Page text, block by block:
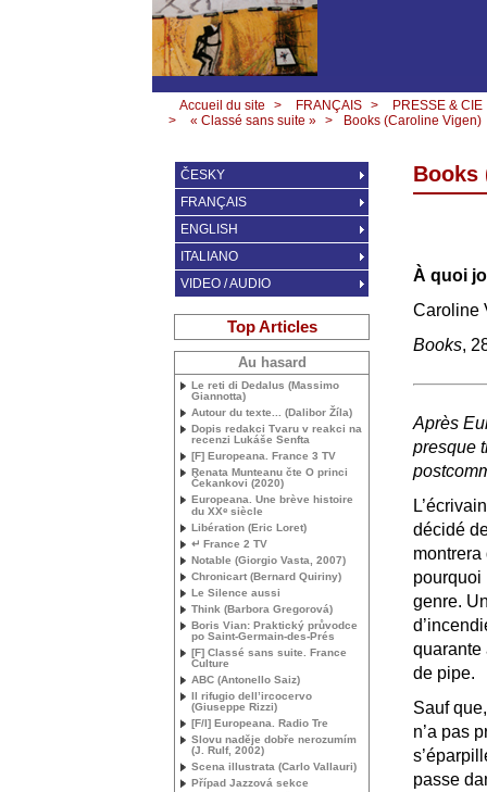
Accueil du site > FRANÇAIS >
PRESSE & CIE
>
« Classé sans suite » > Books (Caroline Vigen)
Books
À quoi
Caroline
Books,
Après
presque
décidé
genre.
quarante
de pipe.
Sauf
n’a pas
passe
ČESKY
FRANÇAIS
ENGLISH
ITALIANO
VIDEO / AUDIO
Top Articles
Au hasard
Le reti di Dedalus (Massimo
Giannotta)
Autour du texte... (Dalibor Žíla)
Dopis redakci Tvaru v reakci na
recenzi Lukáše Senfta
[F] Europeana. France 3 TV
Renata Munteanu čte O princi
Čekankovi (2020)
Europeana. Une brève histoire
du XXe siècle
Libération (Eric Loret)
↵ France 2 TV
Notable (Giorgio Vasta, 2007)
Chronicart (Bernard Quiriny)
Le Silence aussi
Think (Barbora Gregorová)
Boris Vian: Praktický průvodce
po Saint-Germain-des-Prés
[F] Classé sans suite. France
Culture
ABC (Antonello Saiz)
Il rifugio dell’ircocervo
(Giuseppe Rizzi)
[F/I] Europeana. Radio Tre
Slovu naděje dobře nerozumím
(J. Rulf, 2002)
Scena illustrata (Carlo Vallauri)
Případ Jazzová sekce